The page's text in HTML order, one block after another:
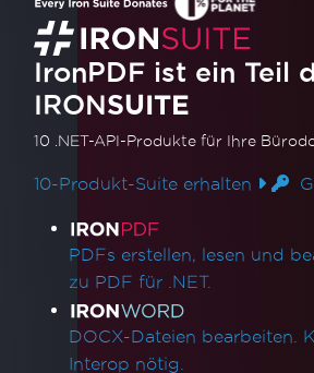
IronPDF ist ein Teil
IRONSUITE
10 .NET-API-Produkte für Ihre
10-Produkt-Suite erhalten
Produktlinks
PDFs erstellen, lesen und
zu PDF für .NET.
DOCX-Dateien bearbeiten.
Interop nötig.